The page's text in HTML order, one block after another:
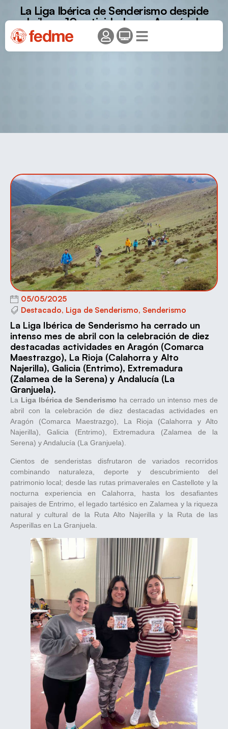
La Liga Ibérica de Senderismo despide
abril con 10 actividades en Aragón, La
Rioja, Galicia, Extremadura y Andalucía.
05/05/2025
Destacado, Liga de Senderismo, Senderismo
La Liga Ibérica de Senderismo ha cerrado un
intenso mes de abril con la celebración de diez
destacadas actividades en Aragón (Comarca
Maestrazgo), La Rioja (Calahorra y Alto
Najerilla), Galicia (Entrimo), Extremadura
(Zalamea de la Serena) y Andalucía (La
Granjuela).
La Liga Ibérica de Senderismo ha cerrado un intenso mes de
abril con la celebración de diez destacadas actividades en
Aragón (Comarca Maestrazgo), La Rioja (Calahorra y Alto
Najerilla), Galicia (Entrimo), Extremadura (Zalamea de la
Serena) y Andalucía (La Granjuela).
Cientos de senderistas disfrutaron de variados recorridos
combinando naturaleza, deporte y descubrimiento del
patrimonio local; desde las rutas primaverales en Castellote y la
nocturna experiencia en Calahorra, hasta los desafiantes
paisajes de Entrimo, el legado tartésico en Zalamea y la riqueza
natural y cultural de la Ruta Alto Najerilla y la Ruta de las
Asperillas en La Granjuela.